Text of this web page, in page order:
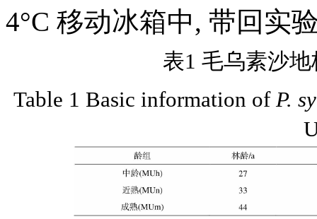
4°C 移动冰箱中, 带回实
表1 毛乌素沙
Table 1 Basic information of P.